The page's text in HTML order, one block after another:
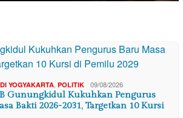
DI YOGYAKARTA POLITIK 09/08/2026
Gunungkidul Kukuhkan Pengurus
Bakti 2026-2031, Targetkan 10 Kursi